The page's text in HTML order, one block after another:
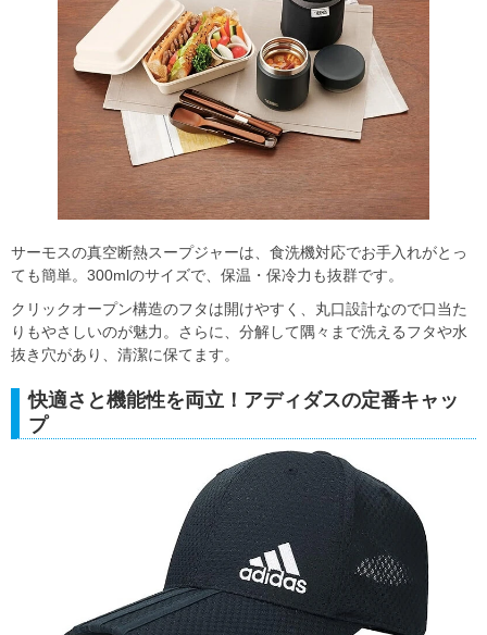
サーモスの真空断熱スープジャーは、食洗機対応でお手入れがとっ
ても簡単。300mlのサイズで、保温・保冷力も抜群です。
クリックオープン構造のフタは開けやすく、丸口設計なので口当た
りもやさしいのが魅力。さらに、分解して隅々まで洗えるフタや水
抜き穴があり、清潔に保てます。
快適さと機能性を両立！アディダスの定番キャッ
プ